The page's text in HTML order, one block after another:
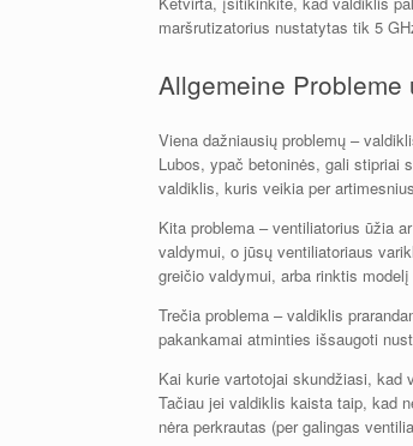
maršrutizatorius nustatytas tik 5
Allgemeine Probleme
Viena dažniausių problemų –
Lubos, ypač betoninės, gali stipriai
valdiklis, kuris veikia per
Kita problema – ventiliatorius ūžia
valdymui, o jūsų ventiliatoriaus
greičio valdymui, arba rinktis
Trečia problema – valdiklis
pakankamai atminties išsaugoti
Kai kurie vartotojai skundžiasi, kad
Tačiau jei valdiklis kaista taip, kad
nėra perkrautas (per galingas